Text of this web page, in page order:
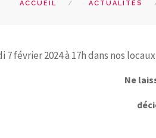
ACCUEIL ACTUALITÉS
février 2024 à 17h dans nos locaux.
Ne